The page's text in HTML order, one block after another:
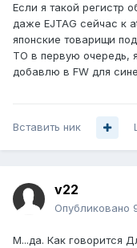
Если я такой регистр
даже EJTAG сейчас к
японские товарищи
ТО в первую очередь,
добавлю в FW для
Вставить ник
v22
Опубликовано
М...да. Как говорится